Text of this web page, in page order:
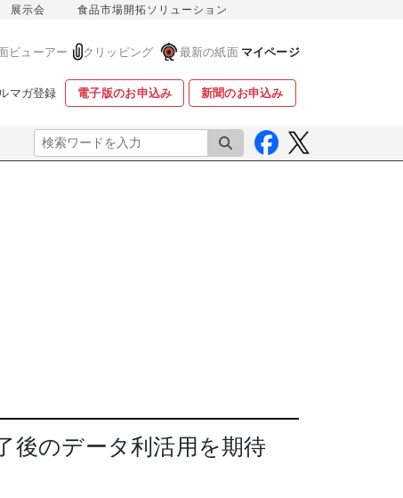
展示会 食品市場開拓ソリューション
ビューアー クリッピング 最新の紙面 マイページ
マガ登録 電子版のお申込み 新聞のお申込み
検索
後のデータ利活用を期待